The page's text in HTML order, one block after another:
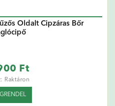
Oldalt Cipzáras Bőr
Ft
Raktáron